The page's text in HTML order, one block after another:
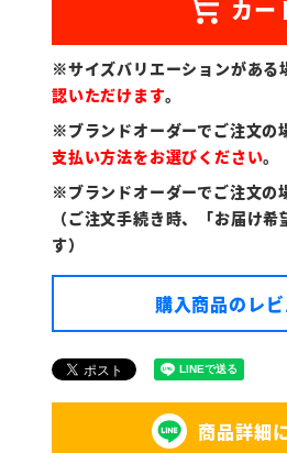
※サイズバリエーションがある
認いただけます。
※ブランドオーダーでご注文の
支払い方法をお選びください。
※ブランドオーダーでご注文の
（ご注文手続き時、「お届け
す）
購入商品のレ
商品詳細